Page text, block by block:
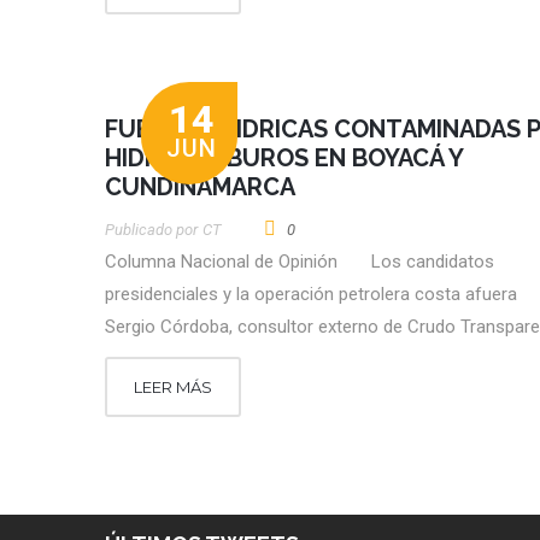
14
JUN
FUENTES HIDRICAS CONTAMINADAS
HIDROCARBUROS EN BOYACÁ Y
CUNDINAMARCA
Publicado por CT 0
Columna Nacional de Opinión Los candidatos
presidenciales y la operación petrolera costa afuera
Sergio Córdoba, consultor externo de Crudo
LEER MÁS